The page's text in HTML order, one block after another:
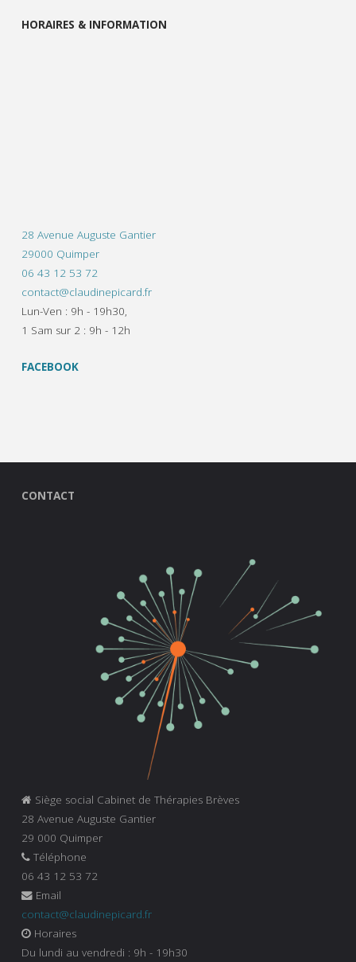
HORAIRES & INFORMATION
28 Avenue Auguste Gantier
29000 Quimper
06 43 12 53 72
contact@claudinepicard.fr
Lun-Ven : 9h - 19h30,
1 Sam sur 2 : 9h - 12h
FACEBOOK
CONTACT
Siège social Cabinet de Thérapies Brèves
28 Avenue Auguste Gantier
29 000 Quimper
Téléphone
06 43 12 53 72
Email
contact@claudinepicard.fr
Horaires
Du lundi au vendredi : 9h - 19h30